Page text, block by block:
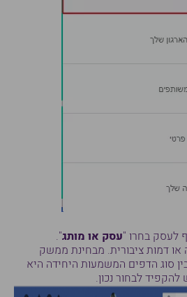
עסק או מותג".
או דמות ציבורית. מבחינת ממשק
סוג הדפים המשמעות היחידה היא
להקפיד לבחור נכון.